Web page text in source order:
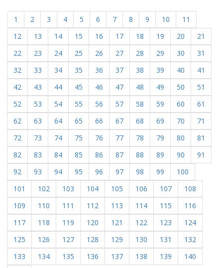
1 2 3 4 5 6 7 8 9 10
11
12
13 14 15 16 17 18 19 20
21
22
23 24 25 26 27 28 29 30
31
32
33 34 35 36 37 38 39 40
41
42
43 44 45 46 47 48 49 50
51
52
53 54 55 56 57 58 59 60
61
62
63 64 65 66 67 68 69 70
71
72
73 74 75 76 77 78 79 80
81
82
83 84 85 86 87 88 89 90
91
92
93 94 95 96 97 98 99
100
101
102 103 104 105 106 107
108
109
110 111 112 113 114 115
116
117
118 119 120 121 122 123
124
125
126 127 128 129 130 131
132
133
134 135 136 137 138 139
140